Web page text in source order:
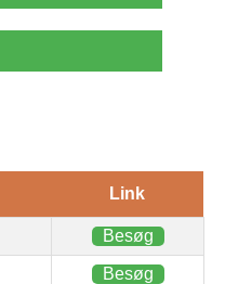
Link
Besøg
Besøg